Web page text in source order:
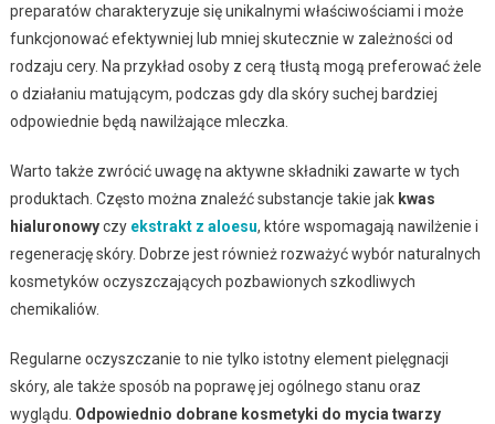
preparatów charakteryzuje się unikalnymi właściwościami i może
funkcjonować efektywniej lub mniej skutecznie w zależności od
rodzaju cery. Na przykład osoby z cerą tłustą mogą preferować żele
o działaniu matującym, podczas gdy dla skóry suchej bardziej
odpowiednie będą nawilżające mleczka.
Warto także zwrócić uwagę na aktywne składniki zawarte w tych
produktach. Często można znaleźć substancje takie jak kwas
hialuronowyczy ekstrakt z aloesu, które wspomagają nawilżenie i
regenerację skóry. Dobrze jest również rozważyć wybór naturalnych
kosmetyków oczyszczających pozbawionych szkodliwych
chemikaliów.
Regularne oczyszczanie to nie tylko istotny element pielęgnacji
skóry, ale także sposób na poprawę jej ogólnego stanu oraz
wyglądu. Odpowiednio dobrane kosmetyki do mycia twarzy